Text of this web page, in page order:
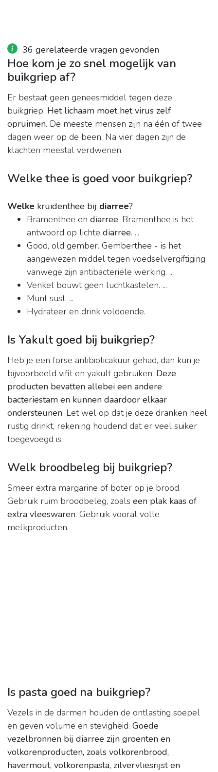
36 gerelateerde vragen gevonden
Hoe kom je zo snel mogelijk van
buikgriep af?
Er bestaat geen geneesmiddel tegen deze
buikgriep. Het lichaam moet het virus zelf
opruimen. De meeste mensen zijn na één of twee
dagen weer op de been. Na vier dagen zijn de
klachten meestal verdwenen.
Welke thee is goed voor buikgriep?
Welke kruidenthee bij diarree?
Bramenthee en diarree. Bramenthee is het
antwoord op lichte diarree. ...
Good, old gember. Gemberthee - is het
aangewezen middel tegen voedselvergiftiging
vanwege zijn antibacteriële werking. ...
Venkel bouwt geen luchtkastelen. ...
Munt sust. ...
Hydrateer en drink voldoende.
Is Yakult goed bij buikgriep?
Heb je een forse antibioticakuur gehad, dan kun je
bijvoorbeeld vifit en yakult gebruiken. Deze
producten bevatten allebei een andere
bacteriestam en kunnen daardoor elkaar
ondersteunen. Let wel op dat je deze dranken heel
rustig drinkt, rekening houdend dat er veel suiker
toegevoegd is.
Welk broodbeleg bij buikgriep?
Smeer extra margarine of boter op je brood.
Gebruik ruim broodbeleg, zoals een plak kaas of
extra vleeswaren. Gebruik vooral volle
melkproducten.
Is pasta goed na buikgriep?
Vezels in de darmen houden de ontlasting soepel
en geven volume en stevigheid. Goede
vezelbronnen bij diarree zijn groenten en
volkorenproducten, zoals volkorenbrood,
havermout, volkorenpasta, zilvervliesrijst en